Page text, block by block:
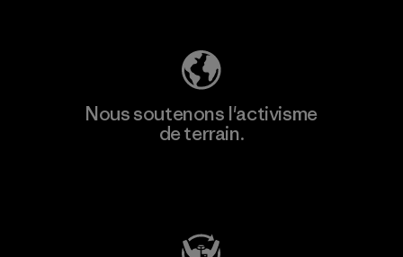
Nous soutenons l'activisme
de terrain.